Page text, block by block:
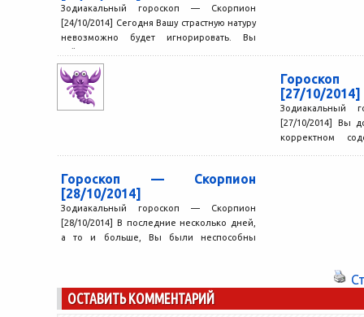
Зодиакальный гороскоп — Скорпион
[24/10/2014] Сегодня Вашу страстную натуру
невозможно будет игнорировать. Вы
сейчас как никогда неотразимы и
убедительны —...
[27/10/2014]
Зодиакальный
[27/10/2014] Вы
корректном
Гороскоп — Скорпион
[28/10/2014]
Зодиакальный гороскоп — Скорпион
[28/10/2014] В последние несколько дней,
а то и больше, Вы были неспособны
ОСТАВИТЬ КОММЕНТАРИЙ